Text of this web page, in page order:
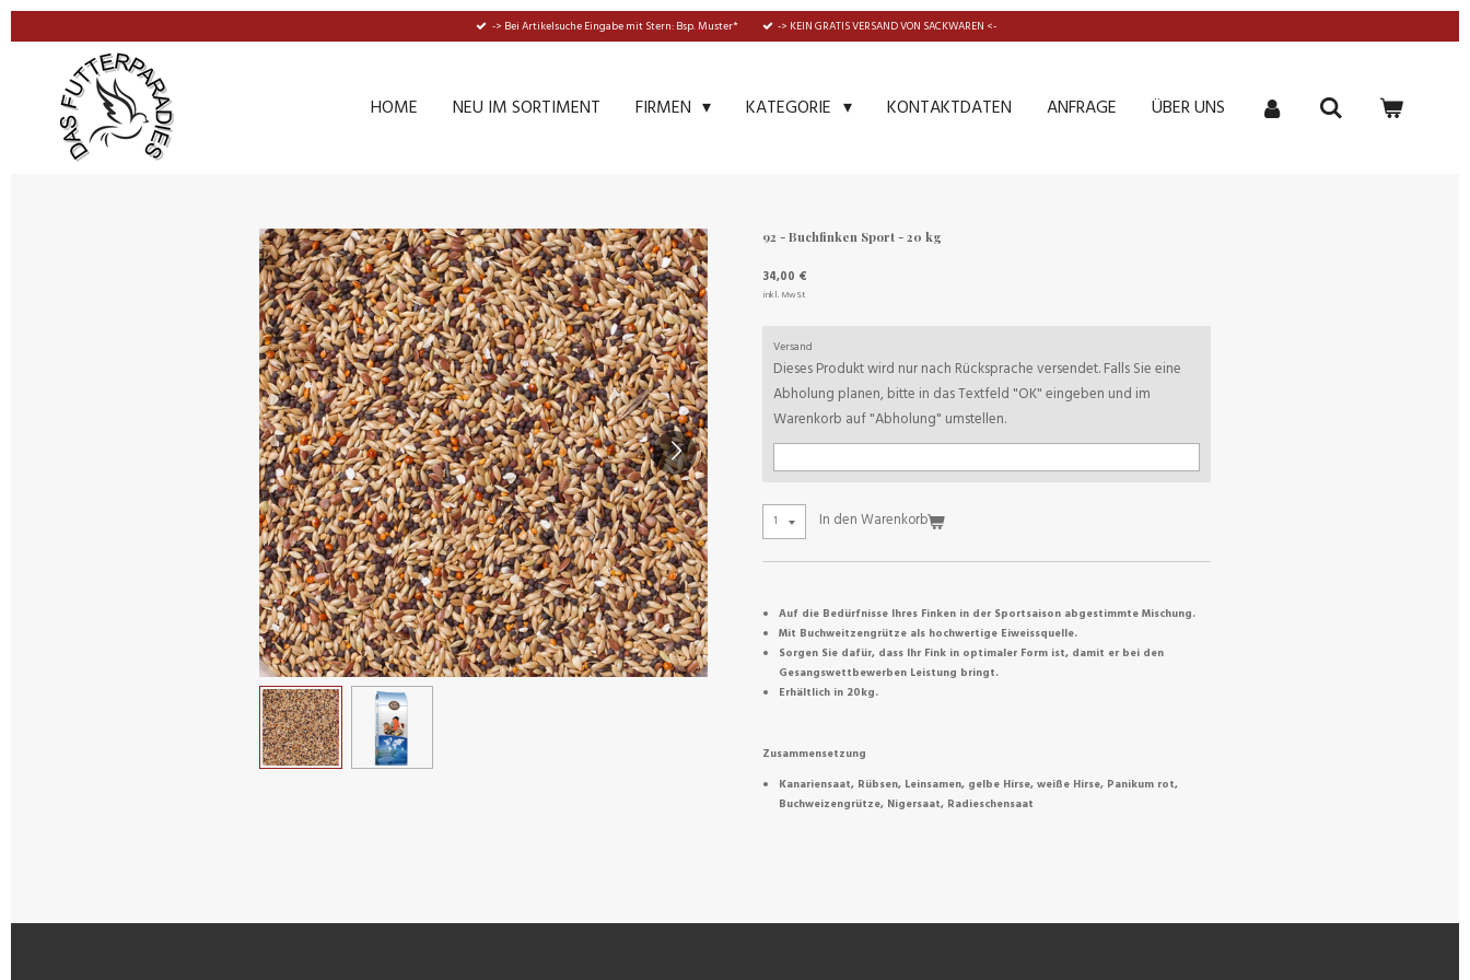
-> Bei Artikelsuche Eingabe mit Stern: Bsp. Muster* -> KEIN GRATIS VERSAND VON SACKWAREN <-
HOME NEU IM SORTIMENT FIRMEN KATEGORIE KONTAKTDATEN ANFRAGE ÜBER UNS
92 - Buchfinken Sport - 20 kg
34,00 €
inkl. MwSt
Versand
Dieses Produkt wird nur nach Rücksprache versendet. Falls Sie eine
Abholung planen, bitte in das Textfeld "OK" eingeben und im
Warenkorb auf "Abholung" umstellen.
In den Warenkorb
Auf die Bedürfnisse Ihres Finken in der Sportsaison abgestimmte Mischung.
Mit Buchweitzengrütze als hochwertige Eiweissquelle.
Sorgen Sie dafür, dass Ihr Fink in optimaler Form ist, damit er bei den
Gesangswettbewerben Leistung bringt.
Erhältlich in 20kg.
Zusammensetzung
Kanariensaat, Rübsen, Leinsamen, gelbe Hirse, weiße Hirse, Panikum rot,
Buchweizengrütze, Nigersaat, Radieschensaat